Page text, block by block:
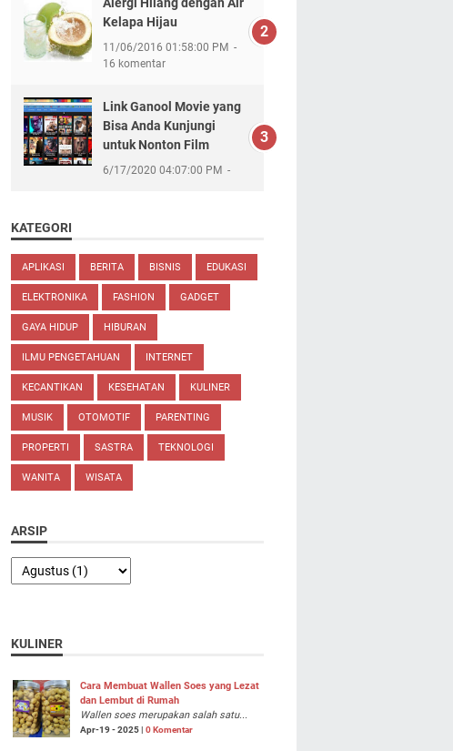
Kelapa Hijau
11/06/2016 01:58:00 PM
16 komentar
Link Ganool Movie yang
Bisa Anda Kunjungi
untuk Nonton Film
6/17/2020 04:07:00 PM
KATEGORI
APLIKASI BERITA BISNIS EDUKASI
ELEKTRONIKA FASHION GADGET
GAYA HIDUP HIBURAN
ILMU PENGETAHUAN INTERNET
KECANTIKAN KESEHATAN KULINER
MUSIK OTOMOTIF PARENTING
PROPERTI SASTRA TEKNOLOGI
WANITA WISATA
ARSIP
KULINER
Cara Membuat Wallen Soes yang Lezat
dan Lembut di Rumah
Wallen soes merupakan salah satu...
Apr-19 - 2025 | 0 Komentar